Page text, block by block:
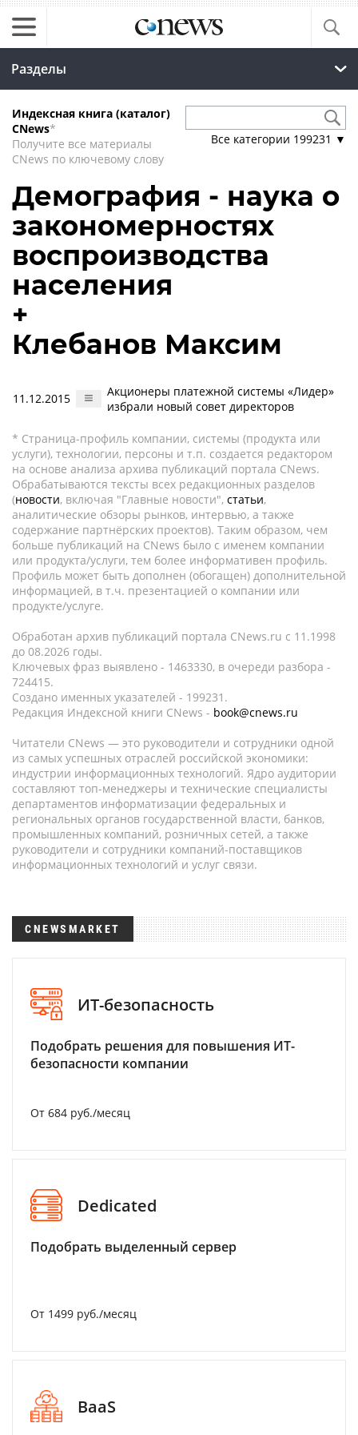
Разделы
Индексная книга (каталог)
CNews*
Получите все материалы
CNews по ключевому слову
Все категории 199231 ▼
Демография - наука о
закономерностях
воспроизводства
населения
+
Клебанов Максим
11.12.2015
Акционеры платежной системы «Лидер»
избрали новый совет директоров
* Страница-профиль компании, системы (продукта или
услуги), технологии, персоны и т.п. создается редактором
на основе анализа архива публикаций портала CNews.
Обрабатываются тексты всех редакционных разделов
(новости, включая "Главные новости", статьи,
аналитические обзоры рынков, интервью, а также
содержание партнёрских проектов). Таким образом, чем
больше публикаций на CNews было с именем компании
или продукта/услуги, тем более информативен профиль.
Профиль может быть дополнен (обогащен) дополнительной
информацией, в т.ч. презентацией о компании или
продукте/услуге.
Обработан архив публикаций портала CNews.ru c 11.1998
до 08.2026 годы.
Ключевых фраз выявлено - 1463330, в очереди разбора -
724415.
Создано именных указателей - 199231.
Редакция Индексной книги CNews - book@cnews.ru
Читатели CNews — это руководители и сотрудники одной
из самых успешных отраслей российской экономики:
индустрии информационных технологий. Ядро аудитории
составляют топ-менеджеры и технические специалисты
департаментов информатизации федеральных и
региональных органов государственной власти, банков,
промышленных компаний, розничных сетей, а также
руководители и сотрудники компаний-поставщиков
информационных технологий и услуг связи.
CNEWSMARKET
ИТ-безопасность
Подобрать решения для повышения ИТ-
безопасности компании
От 684 руб./месяц
Dedicated
Подобрать выделенный сервер
От 1499 руб./месяц
BaaS